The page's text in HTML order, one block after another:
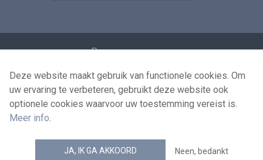
Persoonsgegevens
Voorwaarden voor het hergebruik
Contacteer ons
news.belgium RSS feed
Deze website maakt gebruik van functionele cookies. Om
uw ervaring te verbeteren, gebruikt deze website ook
optionele cookies waarvoor uw toestemming vereist is.
Meer info.
JA, IK GA AKKOORD Neen, bedankt